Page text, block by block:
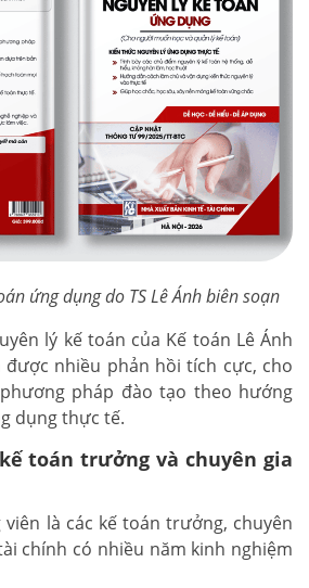
ứng dụng do TS Lê Ánh biên soạn
lý kế toán của Kế toán Lê Ánh
được nhiều phản hồi tích cực, cho
pháp đào tạo theo hướng
dụng thực tế.
toán trưởng và chuyên gia
viên là các kế toán trưởng, chuyên
chính có nhiều năm kinh nghiệm